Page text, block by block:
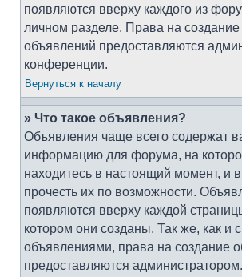
появляются вверху каждого из
личном разделе. Права на
объявлений предоставляются
конференции.
Вернуться к началу
» Что такое объявления?
Объявления чаще всего содержат
информацию для форума, на
находитесь в настоящий момент, и
прочесть их по возможности.
появляются вверху каждой
котором они созданы. Так же, как и
объявлениями, права на создание
предоставляются администратором.